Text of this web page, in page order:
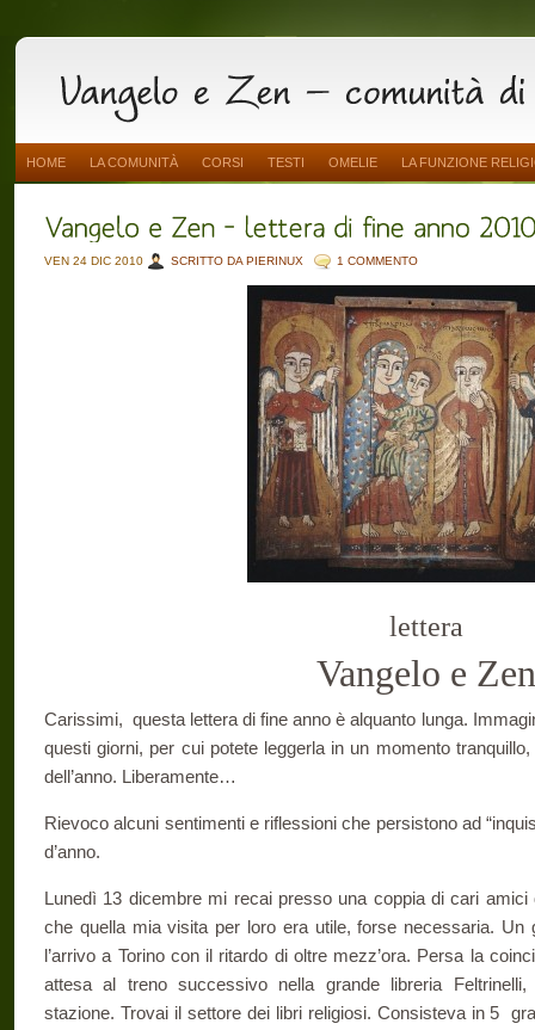
HOME LA COMUNITÀ CORSI TESTI OMELIE LA FUNZIONE
VEN 24 DIC 2010 SCRITTO DA PIERINUX 1 COMMENTO
lettera
Vangelo e Zen
Carissimi, questa lettera di fine anno è alquanto lunga.
questi giorni, per cui potete leggerla in un momento
dell’anno. Liberamente…
Rievoco alcuni sentimenti e riflessioni che persistono ad
d’anno.
Lunedì 13 dicembre mi recai presso una coppia di cari
che quella mia visita per loro era utile, forse necessaria. Un
l’arrivo a Torino con il ritardo di oltre mezz’ora. Persa la
attesa al treno successivo nella grande libreria Feltrinelli,
stazione. Trovai il settore dei libri religiosi. Consisteva in 5